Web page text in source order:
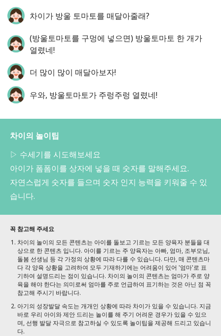
차이가 방울 토마토를 매달아줄래?
(방울토마토를 구멍에 넣으면) 방울토마토 한 개가
열렸네!
더 많이 많이 매달아보자!
우와, 방울토마토가 주렁주렁 열렸네!
차이의 놀이팁
▷ 수세기를 시도해보세요
아이가 폼폼이를 상자에 넣을 때 숫자를 말해주세요.
자연스럽게 숫자를 들으며 숫자 인지 능력을 키워줄 수 있
습니다.
꼭 참고해 주세요
차이의 놀이의 모든 콘텐츠는 아이를 돌보고 기르는 모든 양육자 분들을 대
상으로 한 콘텐츠 입니다. 아이를 기르는 주 양육자는 아빠, 엄마, 조부모님,
돌봄 선생님 등 각 가정의 상황에 따라 다를 수 있습니다. 다만, 매 콘텐츠마
다 각 양육 상황을 고려하여 모두 기재하기에는 어려움이 있어 '엄마'로 표
기하여 설명드리는 점이 있습니다. 차이의 놀이의 콘텐츠는 엄마가 주로 양
육을 해야 한다는 의미로써 엄마를 주로 언급하여 표기하는 것은 아닌 점 꼭
참고해 주시기 바랍니다.
아기의 성장발달 속도는 개개인 상황에 따라 차이가 있을 수 있습니다. 지금
바로 우리 아이와 제안 드리는 놀이를 해 주기 어려운 경우가 있을 수 있으
며, 선행 발달 자극으로 참고하실 수 있도록 놀이팁을 제공해 드리고 있습니
다.